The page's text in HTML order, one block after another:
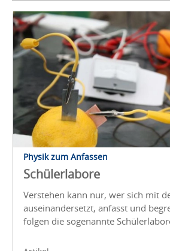
Physik zum Anfassen
Schülerlabore
Verstehen kann nur, wer sich mit
auseinandersetzt, anfasst und
folgen die sogenannte